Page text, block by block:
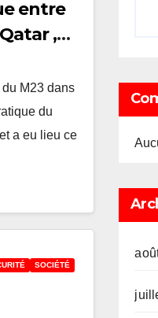
entre
,
de la
M23 dans
du
a eu lieu ce
SOCIÉTÉ